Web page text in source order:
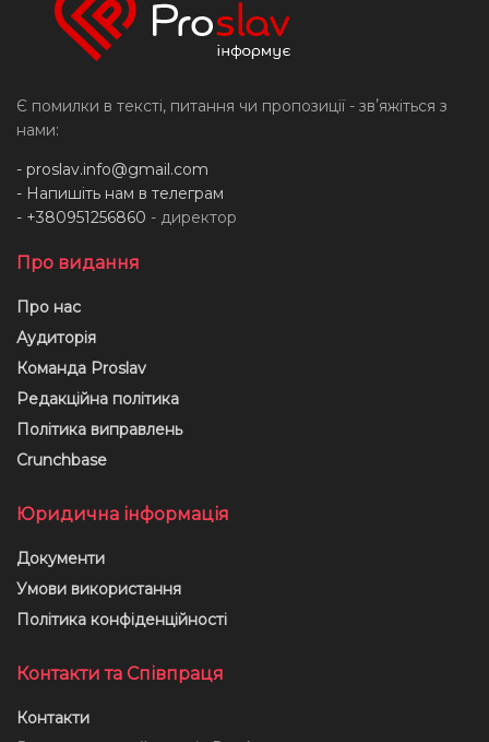
Є помилки в тексті, питання чи пропозиції - звʼяжіться з
нами:
- proslav.info@gmail.com
- Напишіть нам в телеграм
- +380951256860 - директор
Про видання
Про нас
Аудиторія
Команда Proslav
Редакційна політика
Політика виправлень
Crunchbase
Юридична інформація
Документи
Умови використання
Політика конфіденційності
Контакти та Співпраця
Контакти